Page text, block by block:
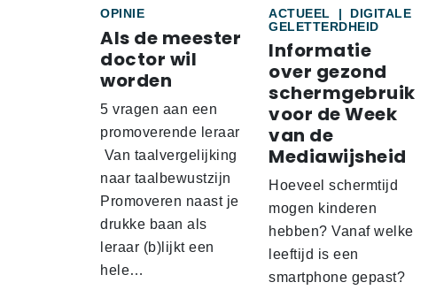
OPINIE
Als de meester
doctor wil
worden
5 vragen aan een
promoverende leraar
Van taalvergelijking
naar taalbewustzijn
Promoveren naast je
drukke baan als
leraar (b)lijkt een
hele…
ACTUEEL |
DIGITALE
GELETTERDHEID
Informatie
over gezond
schermgebruik
voor de Week
van de
Mediawijsheid
Hoeveel schermtijd
mogen kinderen
hebben? Vanaf welke
leeftijd is een
smartphone gepast?